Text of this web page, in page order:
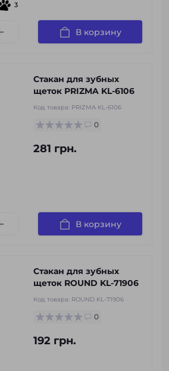
3
В корзину
Стакан для зубных
щеток PRIZMA KL-6106
Код товара: PRIZMA KL-6106
0
281 грн.
В корзину
Стакан для зубных
щеток ROUND KL-71906
Код товара: ROUND KL-71906
0
192 грн.